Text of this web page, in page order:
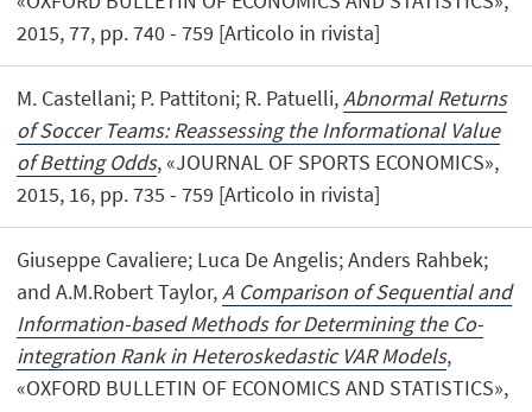
2015, 77, pp. 740 - 759 [Articolo in rivista]
M. Castellani; P. Pattitoni; R. Patuelli,Abnormal Returns
of Soccer Teams: Reassessing the Informational Value
of Betting Odds, «JOURNAL OF SPORTS ECONOMICS»,
2015, 16, pp. 735 - 759 [Articolo in rivista]
Giuseppe Cavaliere; Luca De Angelis; Anders Rahbek;
and A.M.Robert Taylor,A Comparison of Sequential and
Information-based Methods for Determining the Co-
integration Rank in Heteroskedastic VAR Models,
«OXFORD BULLETIN OF ECONOMICS AND STATISTICS»,